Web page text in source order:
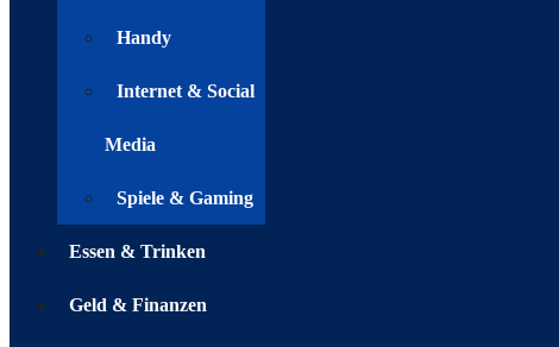
Handy
Internet & Social
Media
Spiele & Gaming
Essen & Trinken
Geld & Finanzen